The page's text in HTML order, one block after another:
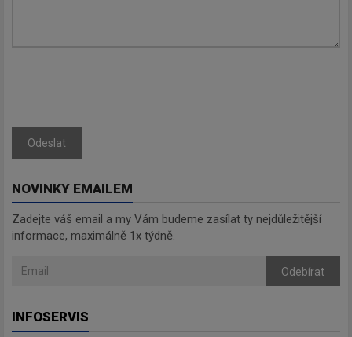
Odeslat
NOVINKY EMAILEM
Zadejte váš email a my Vám budeme zasílat ty nejdůležitější
informace, maximálně 1x týdně.
Odebírat
INFOSERVIS